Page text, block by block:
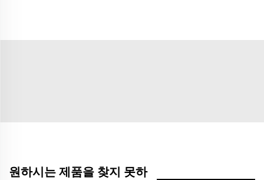
원하시는 제품을 찾지 못하